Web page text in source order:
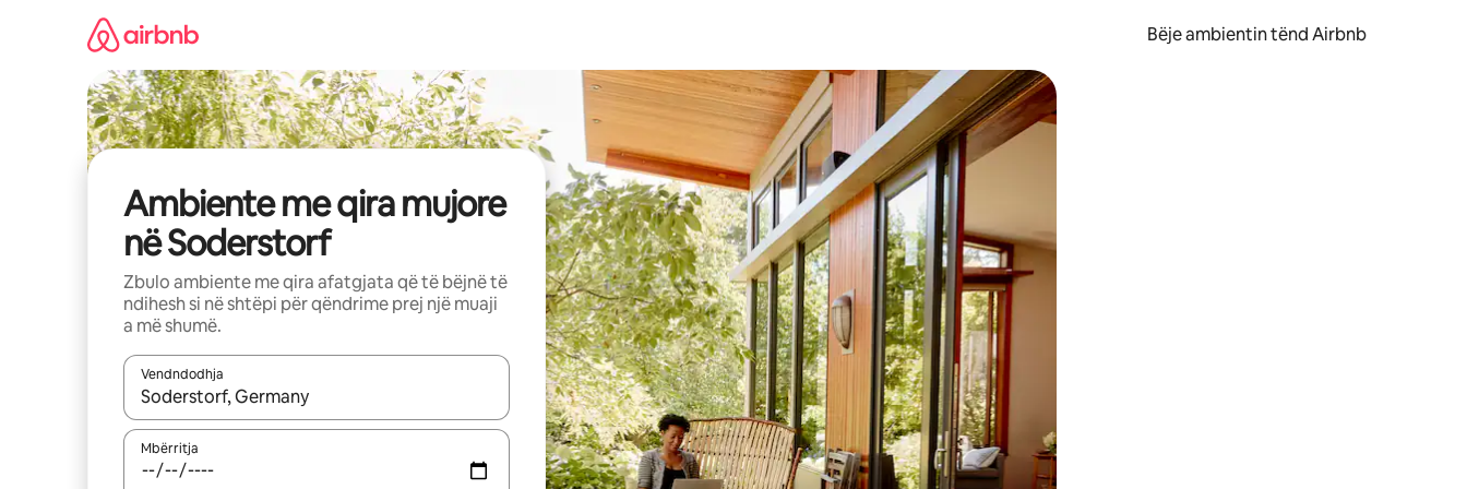
Bëje ambientin tënd Airbnb
Ambiente me qira mujore
në Soderstorf
Zbulo ambiente me qira afatgjata që të bëjnë të
ndihesh si në shtëpi për qëndrime prej një muaji
a më shumë.
Vendndodhja
Kur rezultatet të jenë të disponueshme, lëviz me butonat e shigjetave lart e poshtë ose eksploro duke prekur ose duke lëvizur ekranin.
Mbërritja